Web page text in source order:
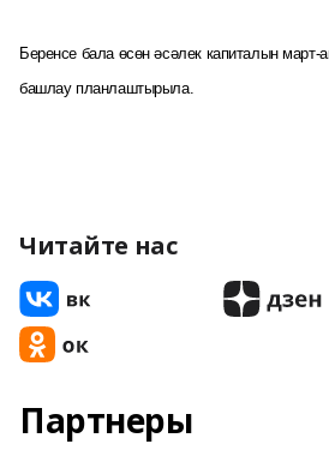
Беренсе бала өсөн әсәлек капиталын март-
башлау планлаштырыла.
Читайте нас
Партнеры